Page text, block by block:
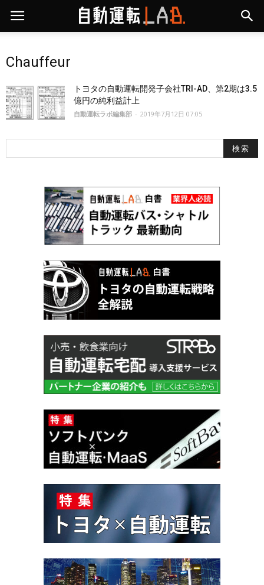
Chauffeur
トヨタの自動運転開発子会社TRI-AD、第2期は3.5
億円の純利益計上
自動運転ラボ編集部 - 2019年7月12日 07:05